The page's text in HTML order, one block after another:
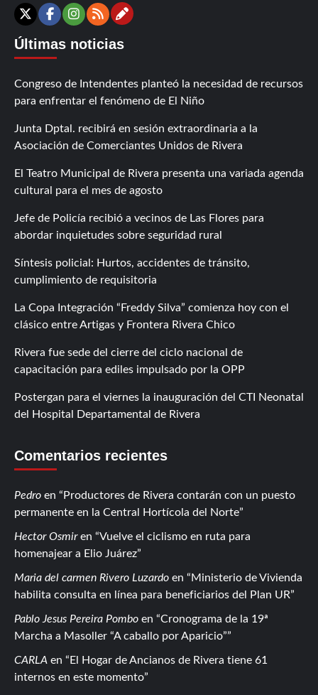
X Facebook
Instagram
RSSContáctanos
Últimas noticias
Congreso de Intendentes planteó la necesidad de recursos
para enfrentar el fenómeno de El Niño
Junta Dptal. recibirá en sesión extraordinaria a la
Asociación de Comerciantes Unidos de Rivera
El Teatro Municipal de Rivera presenta una variada agenda
cultural para el mes de agosto
Jefe de Policía recibió a vecinos de Las Flores para
abordar inquietudes sobre seguridad rural
Síntesis policial: Hurtos, accidentes de tránsito,
cumplimiento de requisitoria
La Copa Integración “Freddy Silva” comienza hoy con el
clásico entre Artigas y Frontera Rivera Chico
Rivera fue sede del cierre del ciclo nacional de
capacitación para ediles impulsado por la OPP
Postergan para el viernes la inauguración del CTI Neonatal
del Hospital Departamental de Rivera
Comentarios recientes
Pedro en
Productores de Rivera contarán con un puesto
permanente en la Central Hortícola del Norte
Hector Osmiren
Vuelve el ciclismo en ruta para
homenajear a Elio Juárez
Maria del carmen Rivero Luzardo en
Ministerio de Vivienda
habilita consulta en línea para beneficiarios del Plan UR
Pablo Jesus Pereira Pombo en
Cronograma de la 19ª
Marcha a Masoller “A caballo por Aparicio”
CARLA en
El Hogar de Ancianos de Rivera tiene 61
internos en este momento